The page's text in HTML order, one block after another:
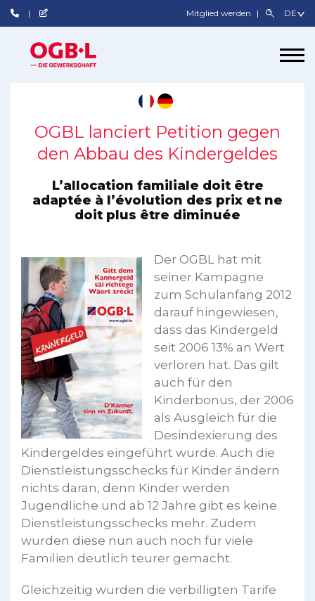
Mitglied werden
OGBL lanciert Petition gegen
den Abbau des Kindergeldes
L’allocation familiale doit être
adaptée à l’évolution des prix et ne
doit plus être diminuée
Der OGBL hat mit
seiner Kampagne
zum Schulanfang 2012
darauf hingewiesen,
dass das Kindergeld
seit 2006 13% an Wert
verloren hat. Das gilt
auch für den
Kinderbonus, der 2006
als Ausgleich für die
Desindexierung des
Kindergeldes eingeführt wurde. Auch die
Dienstleistungsschecks für Kinder ändern
nichts daran, denn Kinder werden
Jugendliche und ab 12 Jahre gibt es keine
Dienstleistungsschecks mehr. Zudem
wurden diese nun auch noch für viele
Familien deutlich teurer gemacht.
Gleichzeitig wurden die verbilligten Tarife